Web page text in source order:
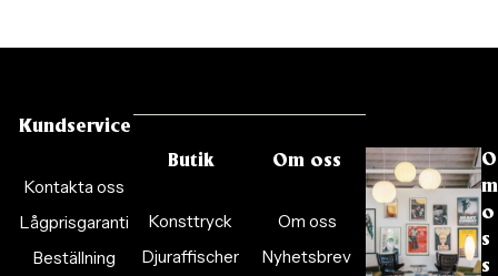
Kundservice
Kontakta oss
Lågprisgaranti
Beställning
Butik
Konsttryck
Djuraffischer
Om oss
Om oss
Nyhetsbrev
O
m
o
s
s